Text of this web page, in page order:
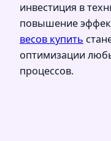
инвестиция в
повышение
весов купить
оптимизации
процессов.